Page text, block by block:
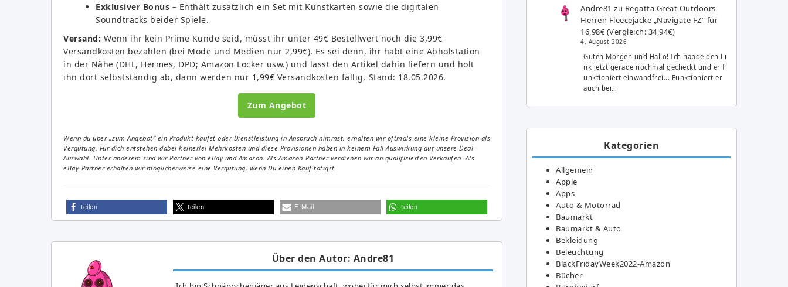
Exklusiver Bonus – Enthält zusätzlich ein Set mit Kunstkarten sowie die digitalen
Soundtracks beider Spiele.
Versand: Wenn ihr kein Prime Kunde seid, müsst ihr unter 49€ Bestellwert noch die 3,99€
Versandkosten bezahlen (bei Mode und Medien nur 2,99€). Es sei denn, ihr habt eine Abholstation
in der Nähe (DHL, Hermes, DPD; Amazon Locker usw.) und lasst den Artikel dahin liefern und holt
ihn dort selbstständig ab, dann werden nur 1,99€ Versandkosten fällig. Stand: 18.05.2026.
Zum Angebot
Wenn du über „zum Angebot“ ein Produkt kaufst oder Dienstleistung in Anspruch nimmst, erhalten wir oftmals eine kleine Provision als
Vergütung. Für dich entstehen dabei keinerlei Mehrkosten und diese Provisionen haben in keinem Fall Auswirkung auf unsere Deal-
Auswahl. Unter anderem sind wir Partner von eBay und Amazon. Als Amazon-Partner verdienen wir an qualifizierten Verkäufen. Als
eBay-Partner erhalten wir möglicherweise eine Vergütung, wenn Du einen Kauf tätigst.
teilen teilen E-Mail teilen
Über den Autor: Andre81
Andre81 zu Regatta Great Outdoors
Herren Fleecejacke „Navigate FZ“ für
16,98€ (Vergleich: 34,94€)
4. August 2026
Guten Morgen und Hallo! Ich habde den Li
nk jetzt gerade nochmal gecheckt und er f
unktioniert einwandfrei... Funktioniert er
auch bei…
Kategorien
Allgemein
Apple
Apps
Auto & Motorrad
Baumarkt
Baumarkt & Auto
Bekleidung
Beleuchtung
BlackFridayWeek2022-Amazon
Bücher